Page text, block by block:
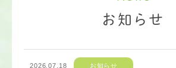
お知らせ
2026.07.18 お知らせ